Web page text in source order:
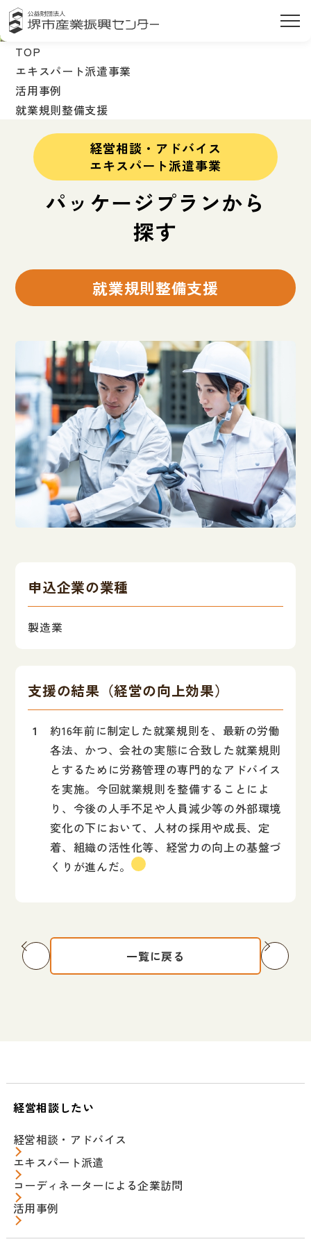
TOP
エキスパート派遣事業
活用事例
就業規則整備支援
経営相談・アドバイス
エキスパート派遣事業
パッケージプランから
探す
就業規則整備支援
申込企業の業種
製造業
支援の結果（経営の向上効果）
約16年前に制定した就業規則を、最新の労働
各法、かつ、会社の実態に合致した就業規則
とするために労務管理の専門的なアドバイス
を実施。今回就業規則を整備することによ
り、今後の人手不足や人員減少等の外部環境
変化の下において、人材の採用や成長、定
着、組織の活性化等、経営力の向上の基盤づ
くりが進んだ。
一覧に戻る
経営相談したい
経営相談・アドバイス
エキスパート派遣
コーディネーターによる企業訪問
活用事例